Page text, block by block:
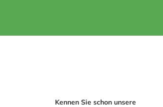
Kennen Sie schon unsere